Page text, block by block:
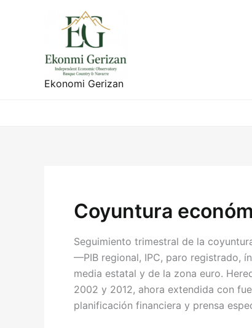
Ekonomi Gerizan
Coyuntura
Seguimiento trimestral de la
—PIB regional, IPC, paro registrado,
media estatal y de la zona euro.
2002 y 2012, ahora extendida con
planificación financiera y prensa